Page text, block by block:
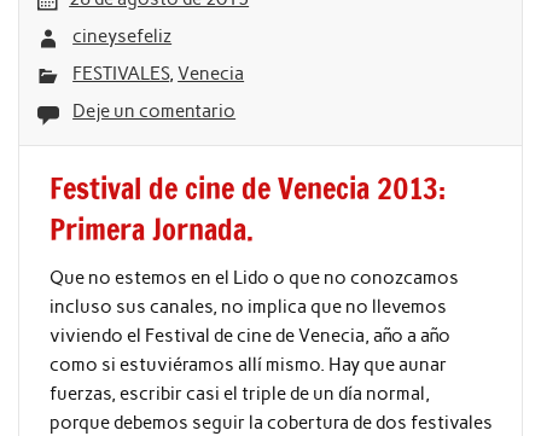
cineysefeliz
FESTIVALES,Venecia
Deje un comentario
Festival de cine de Venecia 2013:
Primera Jornada.
Que no estemos en el Lido o que no conozcamos
incluso sus canales, no implica que no llevemos
viviendo el Festival de cine de Venecia, año a año
como si estuviéramos allí mismo. Hay que aunar
fuerzas, escribir casi el triple de un día normal,
porque debemos seguir la cobertura de dos festivales